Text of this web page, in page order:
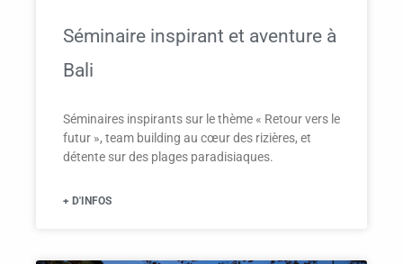
Séminaire inspirant et aventure à
Bali
Séminaires inspirants sur le thème « Retour vers le
futur », team building au cœur des rizières, et
détente sur des plages paradisiaques.
+ D'INFOS